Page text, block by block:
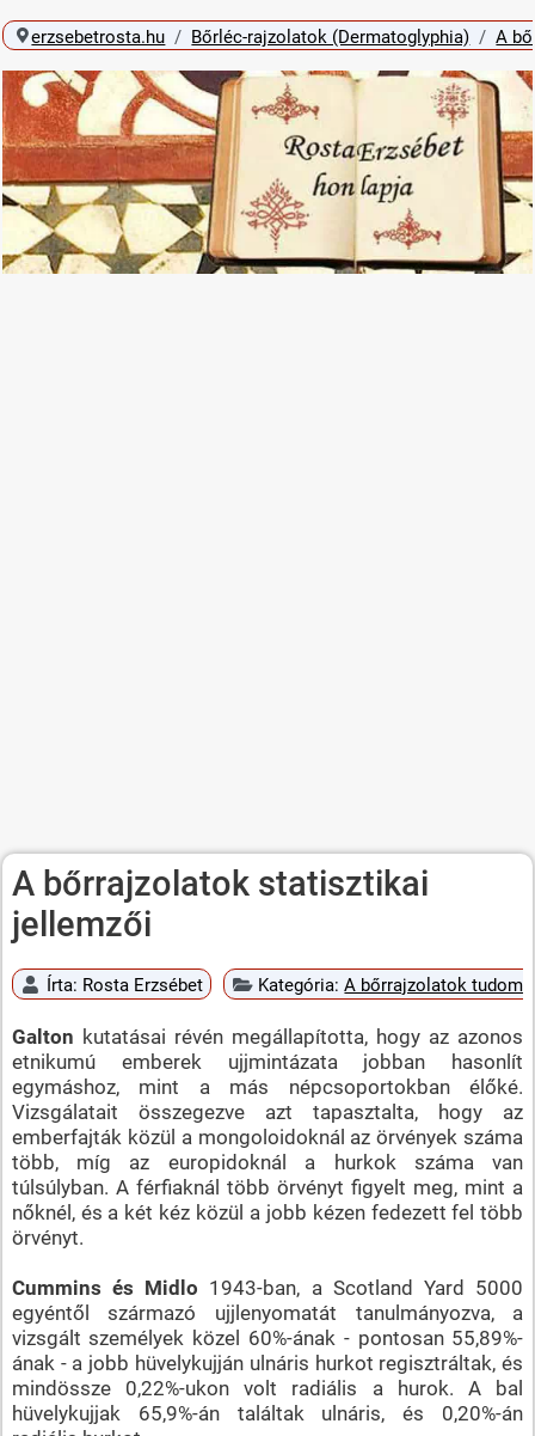
erzsebetrosta.hu Bőrléc-rajzolatok (Dermatoglyphia) A
A bőrrajzolatok statisztikai
jellemzői
Írta: Rosta Erzsébet Kategória:A bőrrajzolatok
Galton kutatásai révén megállapította, hogy az azonos
etnikumú emberek ujjmintázata jobban hasonlít
egymáshoz, mint a más népcsoportokban élőké.
Vizsgálatait összegezve azt tapasztalta, hogy az
emberfajták közül a mongoloidoknál az örvények száma
több, míg az europidoknál a hurkok száma van
túlsúlyban. A férfiaknál több örvényt figyelt meg, mint a
nőknél, és a két kéz közül a jobb kézen fedezett fel több
örvényt.
Cummins és Midlo 1943-ban, a Scotland Yard 5000
egyéntől származó ujjlenyomatát tanulmányozva, a
vizsgált személyek közel 60%-ának - pontosan 55,89%-
ának - a jobb hüvelykujján ulnáris hurkot regisztráltak, és
mindössze 0,22%-ukon volt radiális a hurok. A bal
hüvelykujjak 65,9%-án találtak ulnáris, és 0,20%-án